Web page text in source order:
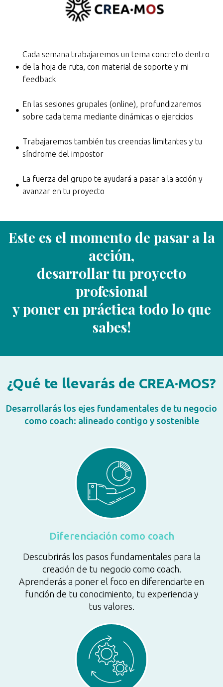
Cada semana trabajaremos un tema concreto dentro
de la hoja de ruta, con material de soporte y mi
feedback
En las sesiones grupales (online), profundizaremos
sobre cada tema mediante dinámicas o ejercicios
Trabajaremos también tus creencias limitantes y tu
síndrome del impostor
La fuerza del grupo te ayudará a pasar a la acción y
avanzar en tu proyecto
Este es el momento de pasar a la
acción,
desarrollar tu proyecto
profesional
y poner en práctica todo lo que
sabes!
¿Qué te llevarás de CREA·MOS?
Desarrollarás los ejes fundamentales de tu negocio
como coach: alineado contigo y sostenible
Diferenciación como coach
Descubrirás los pasos fundamentales para la
creación de tu negocio como coach.
Aprenderás a poner el foco en diferenciarte en
función de tu conocimiento, tu experiencia y
tus valores.